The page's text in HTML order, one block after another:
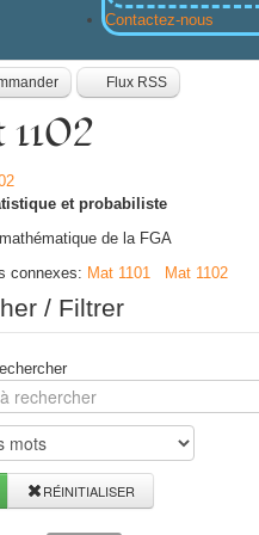
Contactez-nous
Flux RSS
et probabiliste
de la FGA
connexes: Mat 1101 Mat 1102
/ Filtrer
RÉINITIALISER